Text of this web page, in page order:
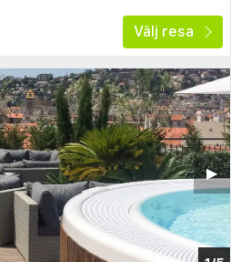
Välj resa
▶︎